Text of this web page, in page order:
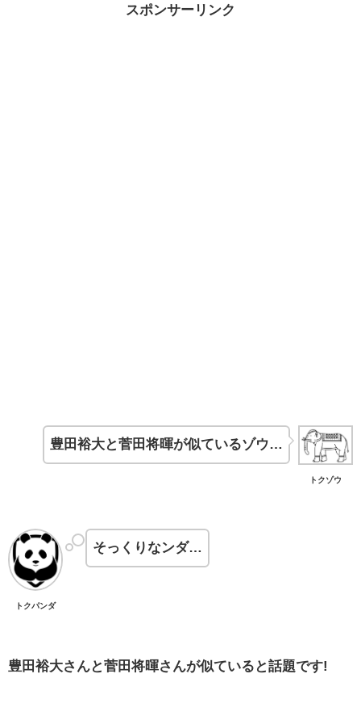
スポンサーリンク
トクゾウ
豊田裕大と菅田将暉が似ているゾウ…
トクパンダ
そっくりなンダ…
豊田裕大さんと菅田将暉さんが似ていると話題です!